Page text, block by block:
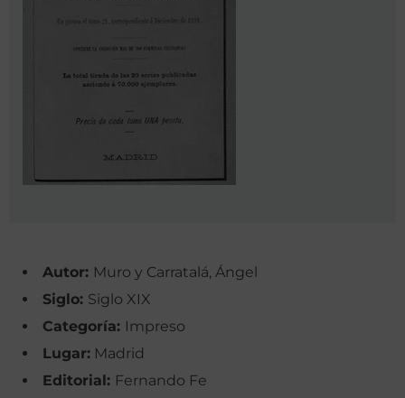
Autor: Muro y Carratalá, Ángel
Siglo: Siglo XIX
Categoría: Impreso
Lugar: Madrid
Editorial: Fernando Fe